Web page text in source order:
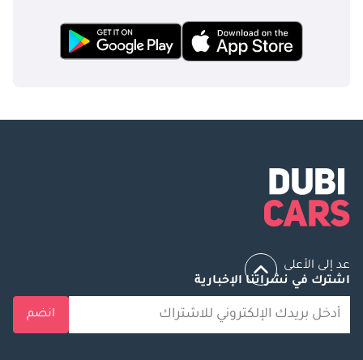
عد إلى الأعلى
اشترك في نشراتنا الإخبارية
انضم